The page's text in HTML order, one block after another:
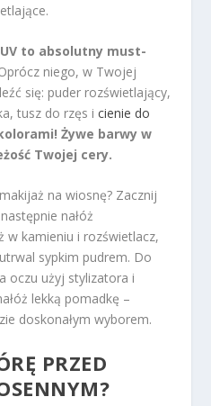
to absolutny must-
niego, w Twojej
się: puder rozświetlający,
tusz do rzęs icienie do
Żywe barwy w
Twojej cery.
na wiosnę? Zacznij
nałóż
w kamieniu i rozświetlacz,
sypkim pudrem. Do
oczu użyj stylizatora i
lekką pomadkę –
doskonałym wyborem.
PRZED